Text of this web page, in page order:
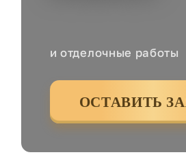
и отделочные работы
ОСТАВИТЬ